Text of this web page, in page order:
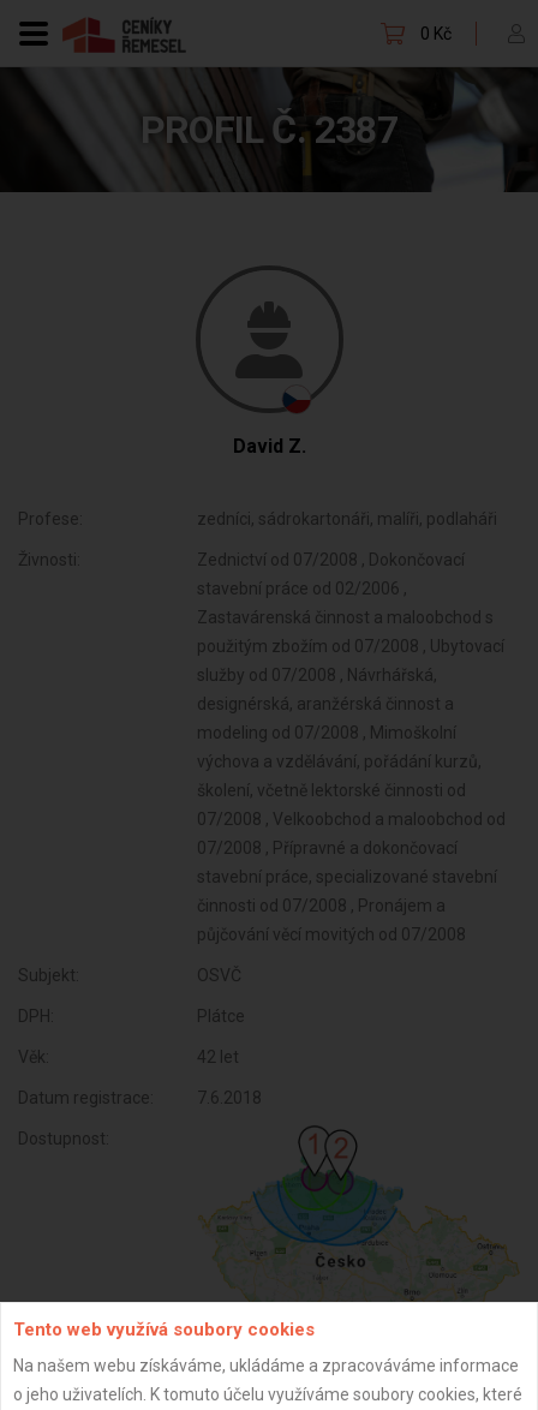
0 Kč
PROFIL Č. 2387
David Z.
Profese: zedníci, sádrokartonáři, malíři, podlaháři
Živnosti:
Zednictví od 07/2008 , Dokončovací
stavební práce od 02/2006 ,
Zastavárenská činnost a maloobchod s
použitým zbožím od 07/2008 , Ubytovací
služby od 07/2008 , Návrhářská,
designérská, aranžérská činnost a
modeling od 07/2008 , Mimoškolní
výchova a vzdělávání, pořádání kurzů,
školení, včetně lektorské činnosti od
07/2008 , Velkoobchod a maloobchod od
07/2008 , Přípravné a dokončovací
stavební práce, specializované stavební
činnosti od 07/2008 , Pronájem a
půjčování věcí movitých od 07/2008
Subjekt: OSVČ
DPH: Plátce
Věk: 42 let
Datum registrace: 7.6.2018
Dostupnost:
Tento web využívá soubory cookies
Na našem webu získáváme, ukládáme a zpracováváme informace
o jeho uživatelích. K tomuto účelu využíváme soubory cookies, které